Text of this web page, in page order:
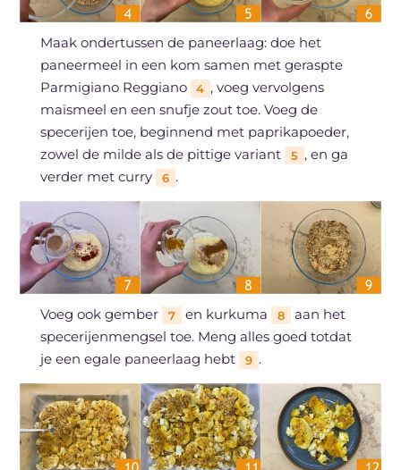
Maak ondertussen de paneerlaag: doe het
paneermeel in een kom samen met geraspte
Parmigiano Reggiano
4 , voeg vervolgens
maïsmeel en een snufje zout toe. Voeg de
specerijen toe, beginnend met paprikapoeder,
zowel de milde als de pittige variant
5 , en ga
verder met curry
6 .
Voeg ook gember 7 en kurkuma 8
aan het
specerijenmengsel toe. Meng alles goed totdat
je een egale paneerlaag hebt
9 .